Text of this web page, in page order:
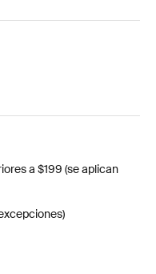
(selected)
de estanque
a $199 (se aplican